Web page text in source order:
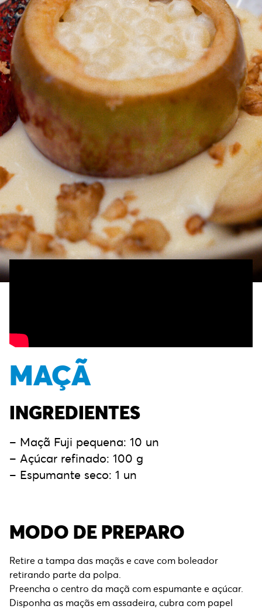
Compartilhe:
Receita por Carla Pernambuco.
2h3020 porções
MAÇÃ
INGREDIENTES
– Maçã Fuji pequena: 10 un
– Açúcar refinado: 100 g
– Espumante seco: 1 un
MODO DE PREPARO
Retire a tampa das maçãs e cave com boleador
retirando parte da polpa.
Preencha o centro da maçã com espumante e açúcar.
Disponha as maçãs em assadeira, cubra com papel